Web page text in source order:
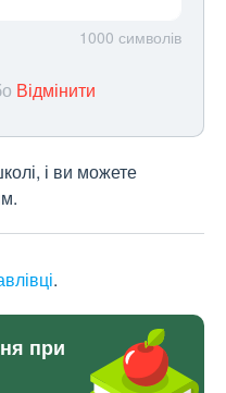
1000 символів
Відмінити
і ви можете
.
при